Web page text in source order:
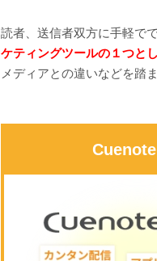
読者、送信者双方に手軽で
ケティングツールの１つと
メディアとの違いなどを踏